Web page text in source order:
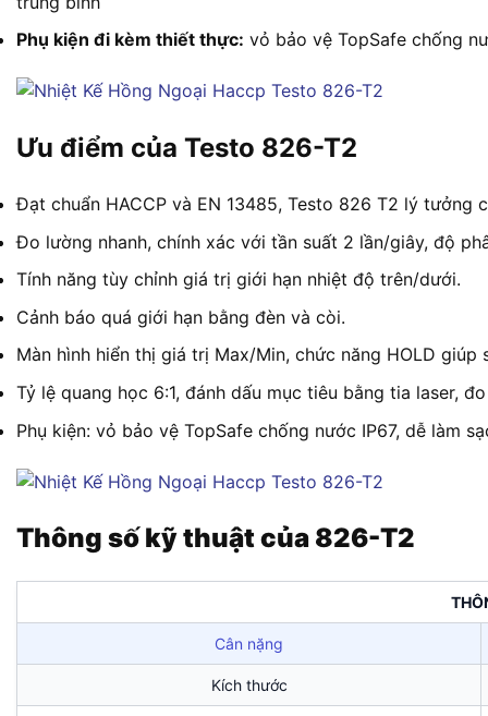
Phụ kiện đi kèm thiết thực: vỏ bảo vệ TopSafe chống
Ưu điểm của Testo 826-T2
Đạt chuẩn HACCP và EN 13485, Testo 826 T2 lý
Đo lường nhanh, chính xác với tần suất 2 lần/giây, độ
Tính năng tùy chỉnh giá trị giới hạn nhiệt độ trên/dưới.
Cảnh báo quá giới hạn bằng đèn và còi.
Màn hình hiển thị giá trị Max/Min, chức năng HOLD giúp
Tỷ lệ quang học 6:1, đánh dấu mục tiêu bằng tia laser,
Phụ kiện: vỏ bảo vệ TopSafe chống nước IP67, dễ làm
Thông số kỹ thuật của 826-T2
Cân nặng
Kích thước